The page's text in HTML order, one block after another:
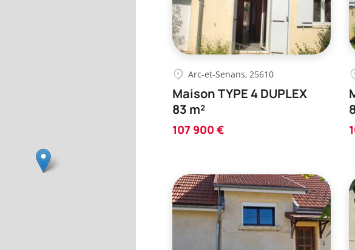
Arc-et-Senans, 25610
Maison TYPE 4 DUPLEX
83 m²
107 900 €